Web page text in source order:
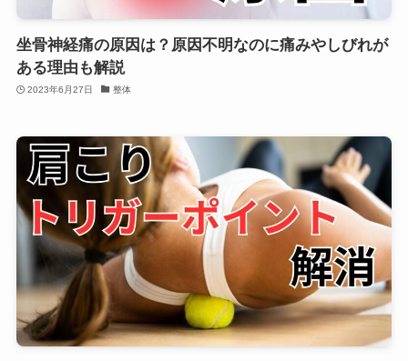
坐骨神経痛の原因は？原因不明なのに痛みやしびれが
ある理由も解説
2023年6月27日 整体